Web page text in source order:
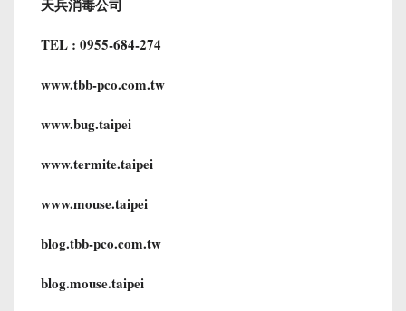
天兵消毒公司
TEL : 0955-684-274
www.tbb-pco.com.tw
www.bug.taipei
www.termite.taipei
www.mouse.taipei
blog.tbb-pco.com.tw
blog.mouse.taipei